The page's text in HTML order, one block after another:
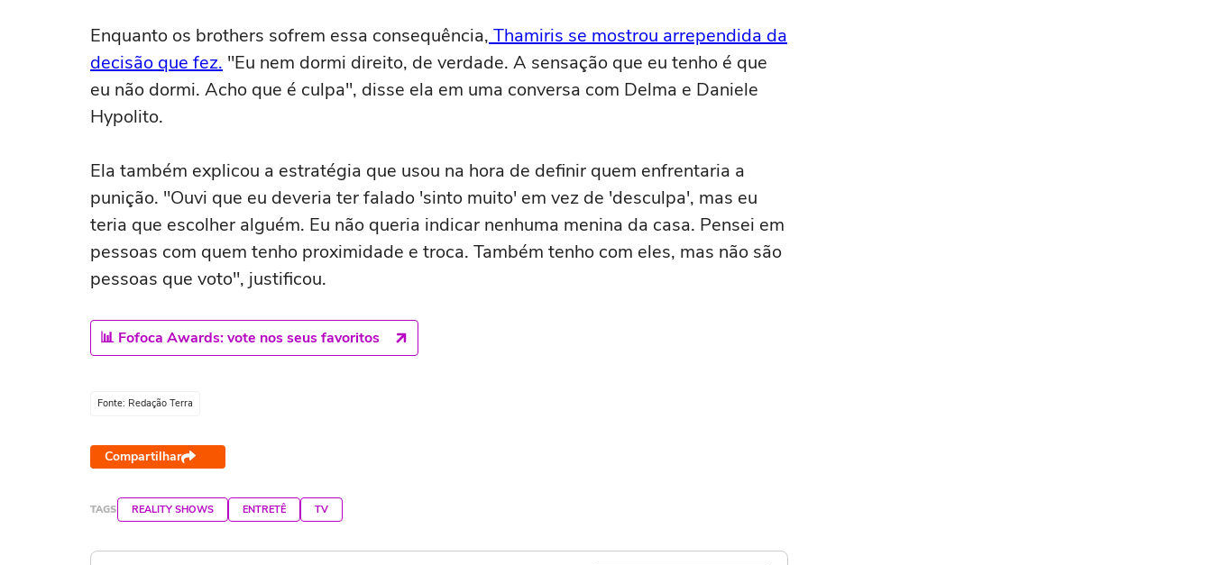
Enquanto os brothers sofrem essa consequência, Thamiris se mostrou arrependida da
decisão que fez. "Eu nem dormi direito, de verdade. A sensação que eu tenho é que
eu não dormi. Acho que é culpa", disse ela em uma conversa com Delma e Daniele
Hypolito.
Ela também explicou a estratégia que usou na hora de definir quem enfrentaria a
punição. "Ouvi que eu deveria ter falado 'sinto muito' em vez de 'desculpa', mas eu
teria que escolher alguém. Eu não queria indicar nenhuma menina da casa. Pensei em
pessoas com quem tenho proximidade e troca. Também tenho com eles, mas não são
pessoas que voto", justificou.
📊 Fofoca Awards: vote nos seus favoritos
Fonte: Redação Terra
Compartilhar
TAGS REALITY SHOWS ENTRETÊ TV